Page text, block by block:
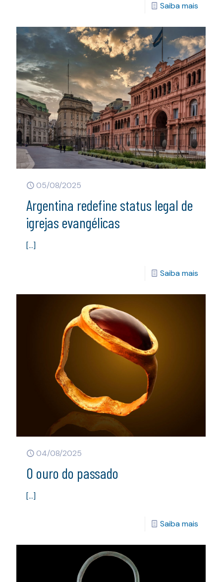
Saiba mais
05/08/2025
Argentina redefine status legal de
igrejas evangélicas
[…]
Saiba mais
04/08/2025
O ouro do passado
[…]
Saiba mais